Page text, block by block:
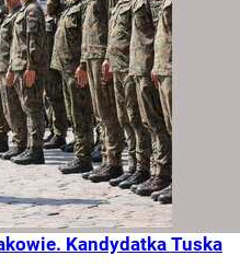
Kandydatka Tuska